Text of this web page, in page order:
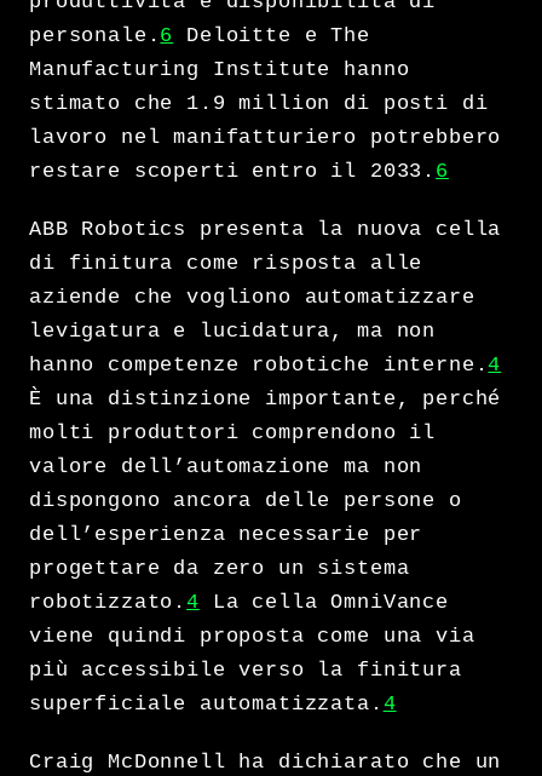
personale. 6
Deloitte e The
Manufacturing Institute hanno
stimato che 1.9 million di posti di
lavoro nel manifatturiero potrebbero
restare scoperti entro il 2033. 6
ABB Robotics presenta la nuova cella
di finitura come risposta alle
aziende che vogliono automatizzare
levigatura e lucidatura, ma non
hanno competenze robotiche interne.4
È una distinzione importante, perché
molti produttori comprendono il
valore dell’automazione ma non
dispongono ancora delle persone o
dell’esperienza necessarie per
progettare da zero un sistema
robotizzato.4 La cella OmniVance
viene quindi proposta come una via
più accessibile verso la finitura
superficiale automatizzata. 4
Craig McDonnell ha dichiarato che un